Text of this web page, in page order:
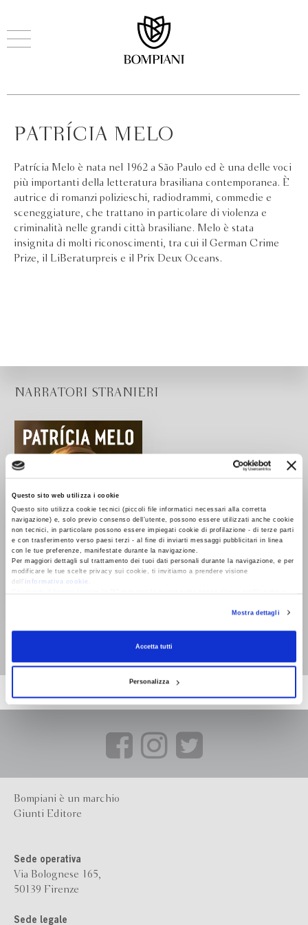
Questo sito web utilizza i cookie
Questo sito utilizza cookie tecnici (piccoli file informatici necessari alla corretta
navigazione) e, solo previo consenso dell’utente, possono essere utilizzati anche cookie
non tecnici, in particolare possono essere impiegati cookie di profilazione - di terze parti
e con trasferimento verso paesi terzi - al fine di inviarti messaggi pubblicitari in linea
con le tue preferenze, manifestate durante la navigazione.
Per maggiori dettagli sul trattamento dei tuoi dati personali durante la navigazione, e per
modificare le tue scelte privacy sui cookie, ti invitiamo a prendere visione
dell’
informativa cookie
RevocaMostra dettagli
Accetta tutti
Personalizza
PATRÍCIA MELO
Patrícia Melo è nata nel 1962 a São Paulo ed è una delle voci
più importanti della letteratura brasiliana contemporanea. È
autrice di romanzi polizieschi, radiodrammi, commedie e
sceneggiature, che trattano in particolare di violenza e
criminalità nelle grandi città brasiliane. Melo è stata
insignita di molti riconoscimenti, tra cui il German Crime
Prize, il LiBeraturpreis e il Prix Deux Oceans.
NARRATORI STRANIERI
Bompiani è un marchio
Giunti Editore
Sede operativa
Via Bolognese 165,
50139 Firenze
Sede legale